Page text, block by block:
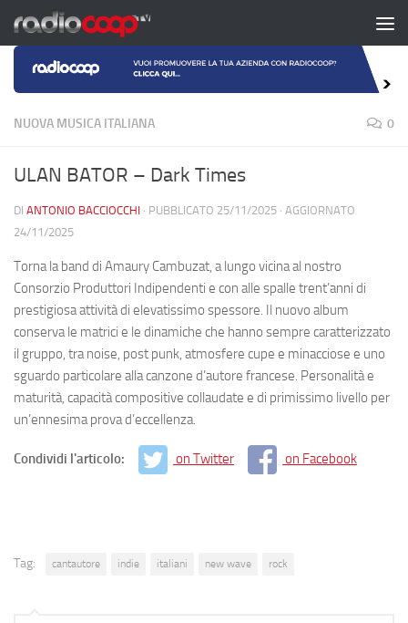
Salta al contenuto
NUOVA MUSICA ITALIANA 0
ULAN BATOR – Dark Times
DI ANTONIO BACCIOCCHI · PUBBLICATO 25/11/2025 · AGGIORNATO
24/11/2025
Torna la band di Amaury Cambuzat, a lungo vicina al nostro
Consorzio Produttori Indipendenti e con alle spalle trent’anni di
prestigiosa attività di elevatissimo spessore. Il nuovo album
conserva le matrici e le dinamiche che hanno sempre caratterizzato
il gruppo, tra noise, post punk, atmosfere cupe e minacciose e uno
sguardo particolare alla canzone d’autore francese. Personalità e
maturità, capacità compositive collaudate e di primissimo livello per
un’ennesima prova d’eccellenza.
Condividi l'articolo: on Twitter on Facebook
Tag: cantautore indie italiani new wave rock